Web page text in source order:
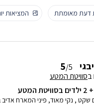
דעת מאומתת
המציאות
5/5
בסוויטת המטע
שקט , נקי מאוד, פיני המארח